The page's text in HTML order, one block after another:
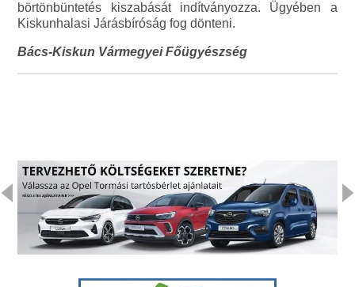
börtönbüntetés kiszabását indítványozza. Ügyében a
Kiskunhalasi Járásbíróság fog dönteni.
Bács-Kiskun Vármegyei Főügyészség